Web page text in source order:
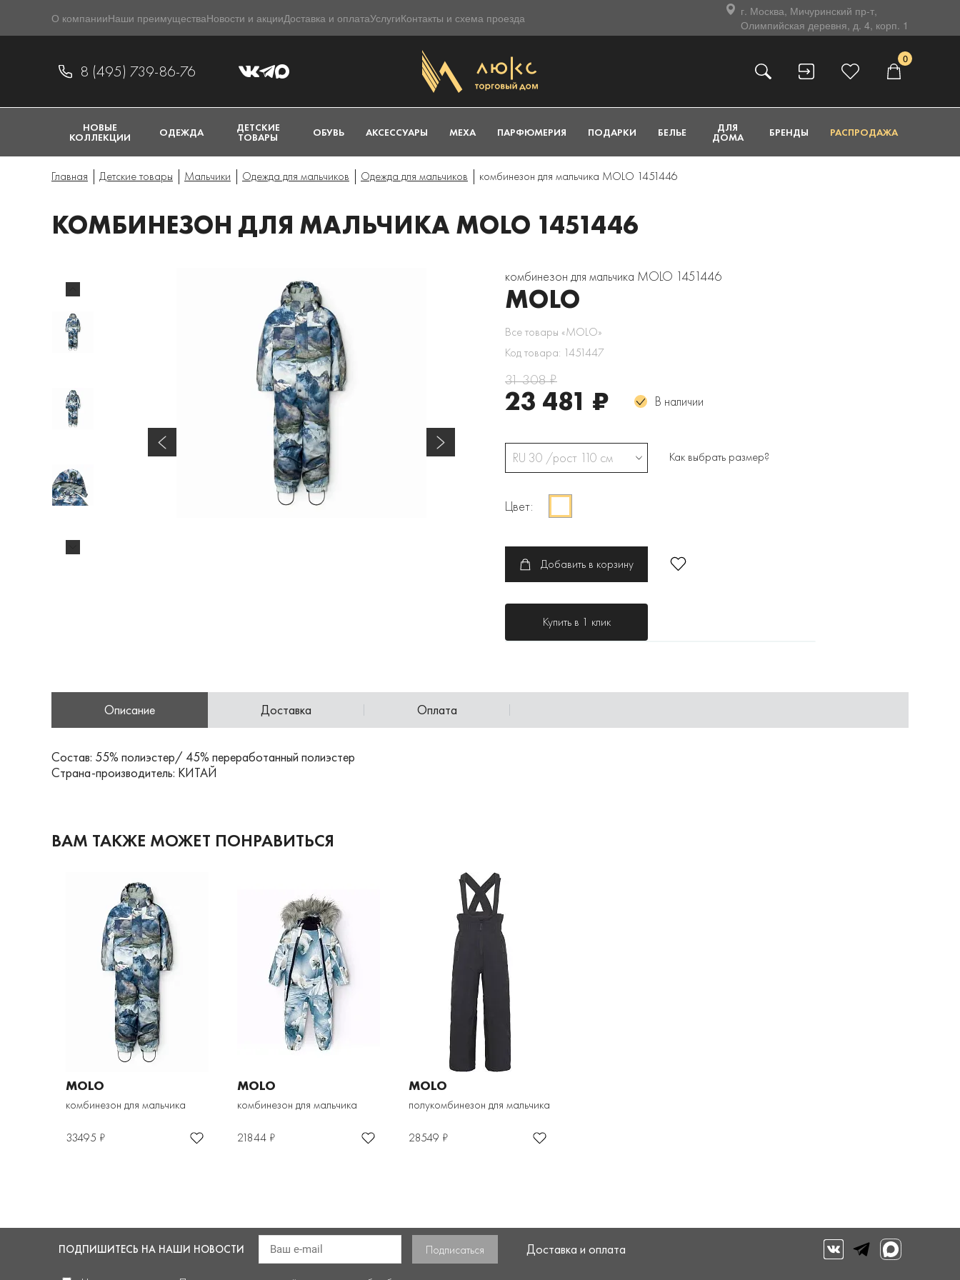
О компанииНаши преимуществаНовости и акцииДоставка и оплатаУслугиКонтакты и схема проезда
г. Москва, Мичуринский пр-т,
Олимпийская деревня, д. 4, корп. 1
8 (495) 739-86-76
0
НОВЫЕ
КОЛЛЕКЦИИ ОДЕЖДА ДЕТСКИЕ
ТОВАРЫ ОБУВЬ АКСЕССУАРЫ МЕХА ПАРФЮМЕРИЯ ПОДАРКИ БЕЛЬЕ ДЛЯ
ДОМА БРЕНДЫ РАСПРОДАЖА
Главная Детские товары Мальчики Одежда для мальчиков Одежда для мальчиков комбинезон для мальчика MOLO 1451446
КОМБИНЕЗОН ДЛЯ МАЛЬЧИКА MOLO 1451446
комбинезон для мальчика MOLO 1451446
MOLO
Все товары «MOLO»
Код товара: 1451447
31 308 ₽
23 481 ₽ В наличии
RU 30 /рост 110 см Как выбрать размер?
Цвет:
Добавить в корзину
Купить в 1 клик
Описание Доставка Оплата
Состав: 55% полиэстер/ 45% переработанный полиэстер
Страна-производитель: КИТАЙ
ВАМ ТАКЖЕ МОЖЕТ ПОНРАВИТЬСЯ
MOLO
комбинезон для мальчика
33495 ₽
MOLO
комбинезон для мальчика
21844 ₽
MOLO
полукомбинезон для мальчика
28549 ₽
ПОДПИШИТЕСЬ НА НАШИ НОВОСТИ Доставка и оплата